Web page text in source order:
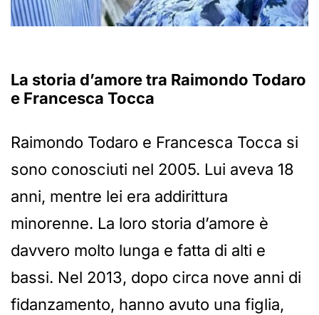
La storia d’amore tra Raimondo Todaro
e Francesca Tocca
Raimondo Todaro e Francesca Tocca si
sono conosciuti nel 2005. Lui aveva 18
anni, mentre lei era addirittura
minorenne. La loro storia d’amore è
davvero molto lunga e fatta di alti e
bassi. Nel 2013, dopo circa nove anni di
fidanzamento, hanno avuto una figlia,